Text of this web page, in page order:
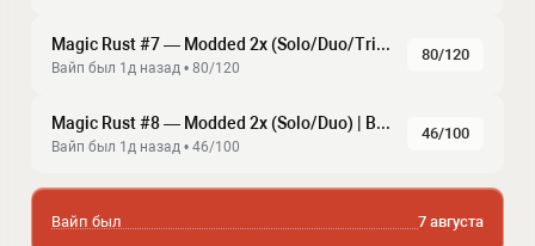
Magic Rust #7 — Modded 2x (Solo/Duo/Trio) | Baйп 07.08
Baйп был 1д нaзaд • 80/120
80/120
Magic Rust #8 — Modded 2x (Solo/Duo) | Baйп 07.08
Baйп был 1д нaзaд • 46/100
46/100
Вайп был 7 августа